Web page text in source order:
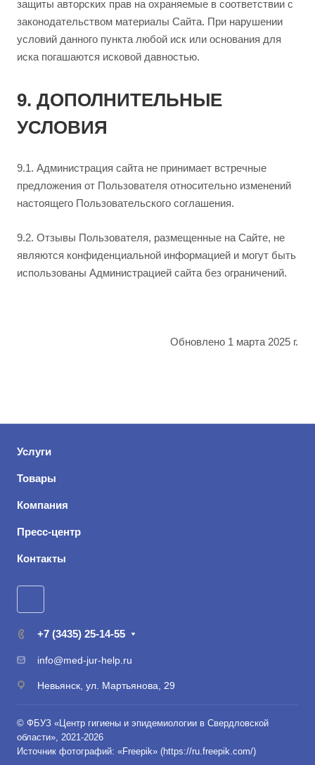
защиты авторских прав на охраняемые в соответствии с
законодательством материалы Сайта. При нарушении
условий данного пункта любой иск или основания для
иска погашаются исковой давностью.
9. ДОПОЛНИТЕЛЬНЫЕ
УСЛОВИЯ
9.1. Администрация сайта не принимает встречные
предложения от Пользователя относительно изменений
настоящего Пользовательского соглашения.
9.2. Отзывы Пользователя, размещенные на Сайте, не
являются конфиденциальной информацией и могут быть
использованы Администрацией сайта без ограничений.
Обновлено 1 марта 2025 г.
Услуги
Товары
Компания
Пресс-центр
Контакты
+7 (3435) 25-14-55
info@med-jur-help.ru
Невьянск, ул. Мартьянова, 29
© ФБУЗ «Центр гигиены и эпидемиологии в Свердловской
области», 2021-2026
Источник фотографий: «Freepik» (https://ru.freepik.com/)